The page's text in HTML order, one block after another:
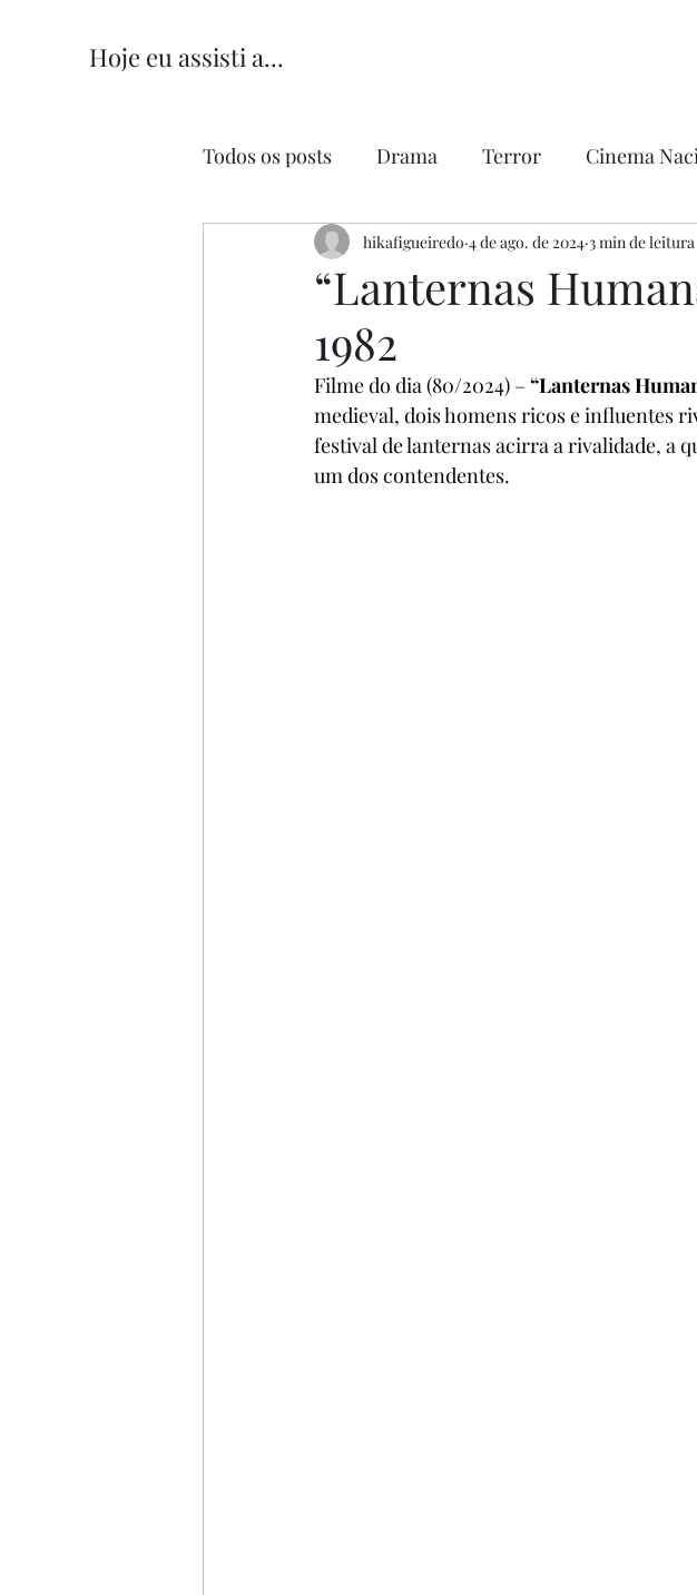
Hoje eu assisti a...
Todos os posts Drama Terror Cinema
Comédia Comédia Romântica Ficção
“Lanternas
1982
hikafigueiredo 4 de ago. de 2024 3 min de leitura
Filme do dia (80/2024) – “Lanternas
medieval, dois homens ricos e influentes
festival de lanternas acirra a rivalidade, a
um dos contendentes.